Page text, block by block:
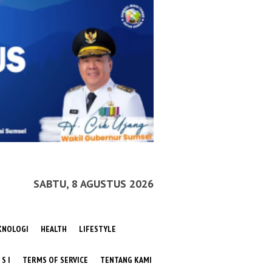
SABTU, 8 AGUSTUS 2026
HEALTH LIFESTYLE
S I TERMS OF SERVICE TENTANG KAMI